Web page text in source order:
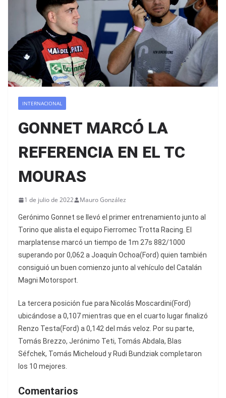
INTERNACIONAL
GONNET MARCÓ LA
REFERENCIA EN EL TC
MOURAS
1 de julio de 2022 Mauro González
Gerónimo Gonnet se llevó el primer entrenamiento junto al
Torino que alista el equipo Fierromec Trotta Racing. El
marplatense marcó un tiempo de 1m 27s 882/1000
superando por 0,062 a Joaquín Ochoa(Ford) quien también
consiguió un buen comienzo junto al vehículo del Catalán
Magni Motorsport.
La tercera posición fue para Nicolás Moscardini(Ford)
ubicándose a 0,107 mientras que en el cuarto lugar finalizó
Renzo Testa(Ford) a 0,142 del más veloz. Por su parte,
Tomás Brezzo, Jerónimo Teti, Tomás Abdala, Blas
Séfchek, Tomás Micheloud y Rudi Bundziak completaron
los 10 mejores.
Comentarios